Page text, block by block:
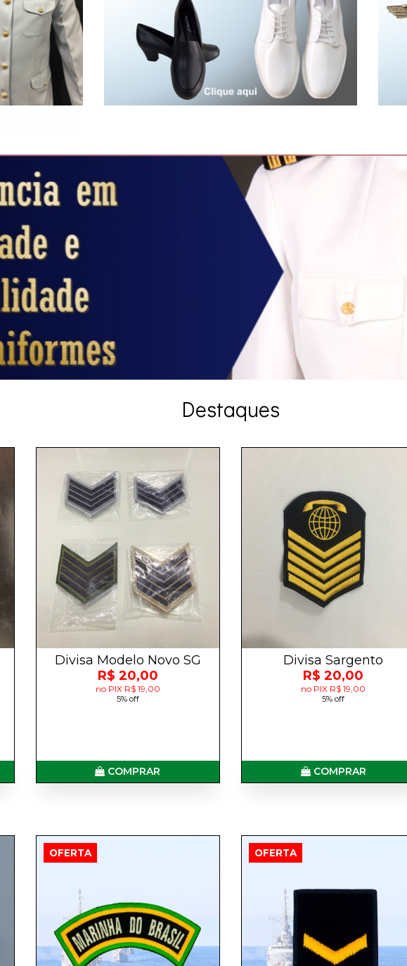
Destaques
Divisa Modelo Novo SG
R$ 20,00
no PIX R$ 19,00
5% off
COMPRAR
Divisa Sargento
R$ 20,00
no PIX R$ 19,00
5% off
COMPRAR
OFERTA OFERTA